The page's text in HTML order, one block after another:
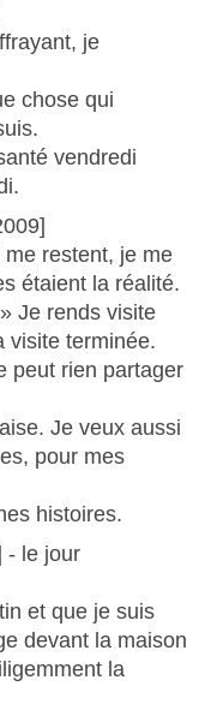
je
chose qui
vendredi
restent, je me
étaient la réalité.
Je rends visite
visite terminée.
peut rien partager
Je veux aussi
pour mes
histoires.
- le jour
et que je suis
devant la maison
la